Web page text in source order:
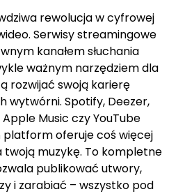
rewolucja w cyfrowej
Serwisy streamingowe
kanałem słuchania
ważnym narzędziem dla
rozwijać swoją karierę
wytwórni. Spotify, Deezer,
Music czy YouTube
platform oferuje coś więcej
twoją muzykę. To kompletne
publikować utwory,
i zarabiać – wszystko pod